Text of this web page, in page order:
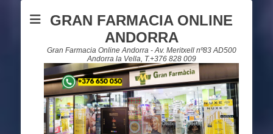
GRAN FARMACIA ONLINE
ANDORRA
Gran Farmacia Online Andorra - Av. Meritxell nº83 AD500
Andorra la Vella, T.+376 828 009